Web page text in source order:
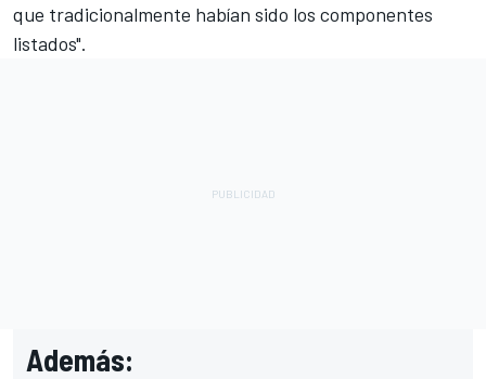
que tradicionalmente habían sido los componentes
listados".
Además: